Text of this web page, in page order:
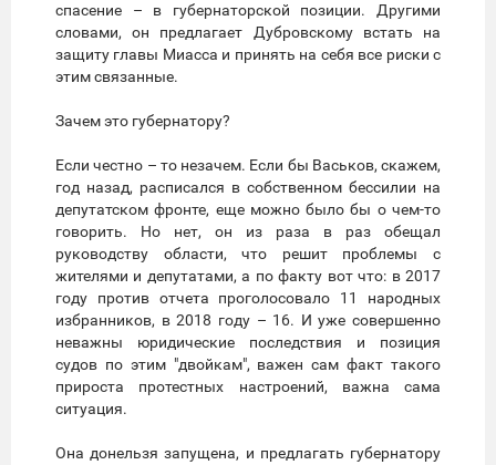
спасение – в губернаторской позиции. Другими
словами, он предлагает Дубровскому встать на
защиту главы Миасса и принять на себя все риски с
этим связанные.
Зачем это губернатору?
Если честно – то незачем. Если бы Васьков, скажем,
год назад, расписался в собственном бессилии на
депутатском фронте, еще можно было бы о чем-то
говорить. Но нет, он из раза в раз обещал
руководству области, что решит проблемы с
жителями и депутатами, а по факту вот что: в 2017
году против отчета проголосовало 11 народных
избранников, в 2018 году – 16. И уже совершенно
неважны юридические последствия и позиция
судов по этим "двойкам", важен сам факт такого
прироста протестных настроений, важна сама
ситуация.
Она донельзя запущена, и предлагать губернатору